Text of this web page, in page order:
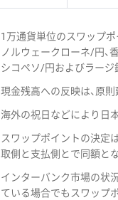
1万通貨単位のスワップポ
ノルウェークローネ/円、
シコペソ/円およびラージ
現金残高への反映は、原
海外の祝日などにより日
スワップポイントの決定
取側と支払側とで同額と
インターバンク市場の状
ている場合でもスワップ